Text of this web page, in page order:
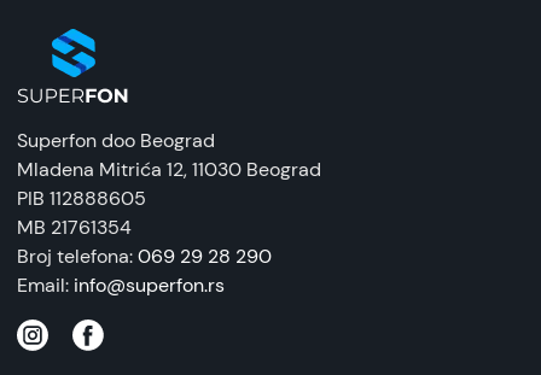
Superfon doo Beograd
Mladena Mitrića 12, 11030 Beograd
PIB 112888605
MB 21761354
Broj telefona:069 29 28 290
Email: info@superfon.rs